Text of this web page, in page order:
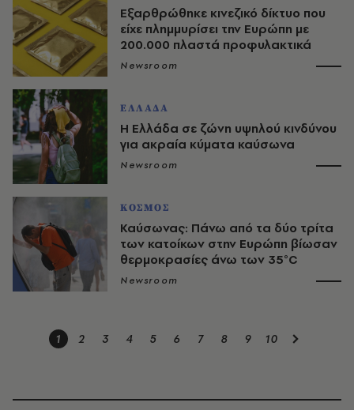
Εξαρθρώθηκε κινεζικό δίκτυο που
είχε πλημμυρίσει την Ευρώπη με
200.000 πλαστά προφυλακτικά
Newsroom
ΕΛΛΑΔΑ
Η Ελλάδα σε ζώνη υψηλού κινδύνου
για ακραία κύματα καύσωνα
Newsroom
ΚΟΣΜΟΣ
Καύσωνας: Πάνω από τα δύο τρίτα
των κατοίκων στην Ευρώπη βίωσαν
θερμοκρασίες άνω των 35°C
Newsroom
1 2 3 4 5 6 7 8 9 10